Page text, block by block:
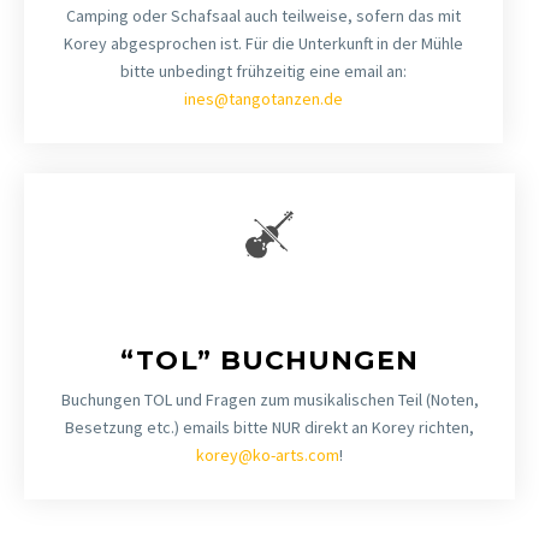
Camping oder Schafsaal auch teilweise, sofern das mit
Korey abgesprochen ist. Für die Unterkunft in der Mühle
bitte unbedingt frühzeitig eine email an:
ines@tangotanzen.de
“TOL” BUCHUNGEN
Buchungen TOL und Fragen zum musikalischen Teil (Noten,
Besetzung etc.) emails bitte NUR direkt an Korey richten,
korey@ko-arts.com!